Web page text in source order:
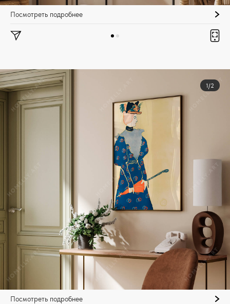
Посмотреть подробнее
1/2
Посмотреть подробнее